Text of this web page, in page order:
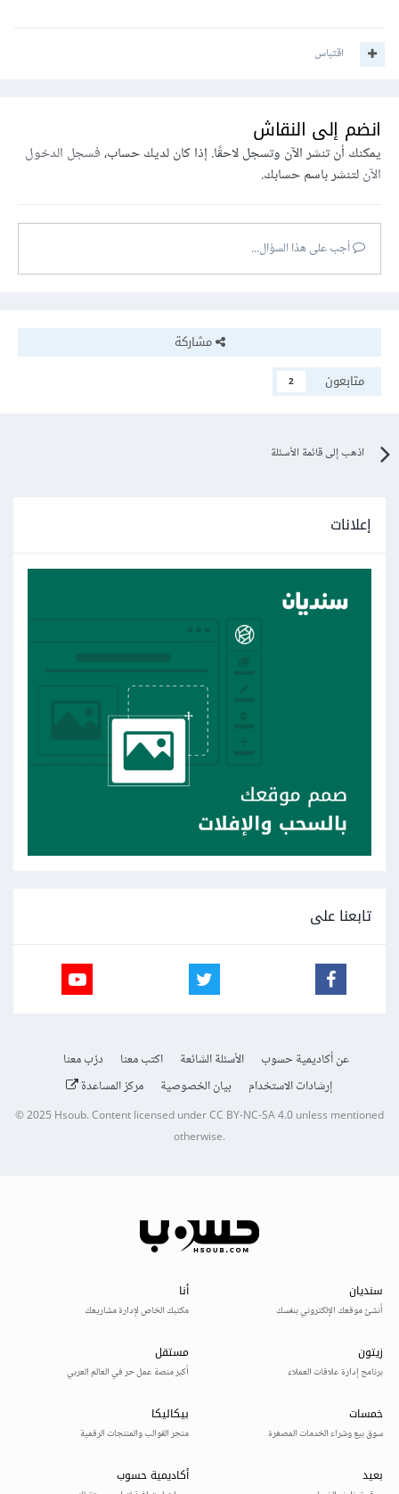
اقتباس
انضم إلى النقاش
يمكنك أن تنشر الآن وتسجل لاحقًا. إذا كان لديك حساب،فسجل الدخول
الآنلتنشر باسم حسابك.
أجب على هذا السؤال...
مشاركة
متابعون
2
اذهب إلى قائمة الأسئلة
إعلانات
تابعنا على
عن أكاديمية حسوب الأسئلة الشائعة اكتب معنا
درّب معنا
إرشادات الاستخدام
بيان الخصوصية مركز المساعدة
© 2025Hsoub.Content licensed underCC BY-NC-SA 4.0unless mentioned
otherwise.